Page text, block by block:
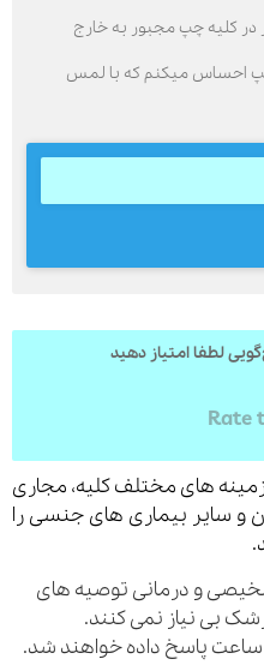
چپ مجبور به خارج
میکنم که با لمس
امتیاز دهید
های مختلف کلیه، مجاری
بیماری های جنسی را
و درمانی توصیه های
نیاز نمی کنند.